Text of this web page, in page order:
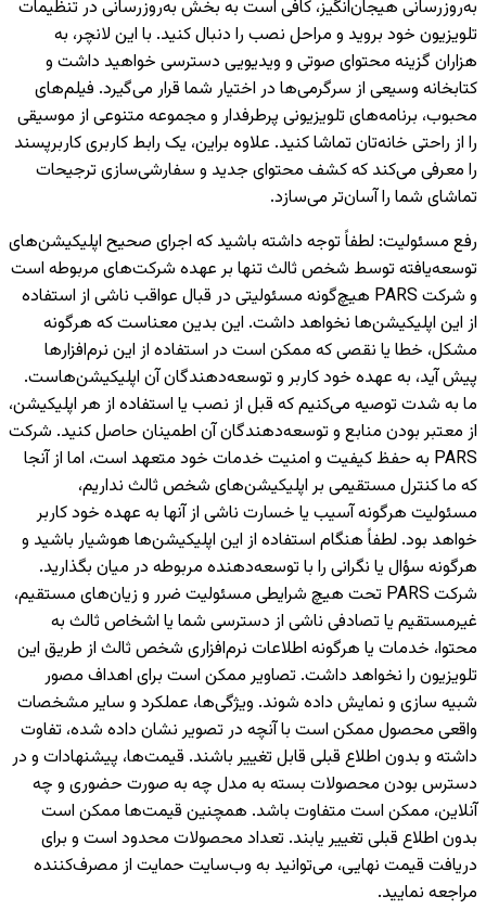
به‌روزرسانی هیجان‌انگیز، کافی است به بخش به‌روزرسانی در تنظیمات
تلویزیون خود بروید و مراحل نصب را دنبال کنید. با این لانچر، به
هزاران گزینه محتوای صوتی و ویدیویی دسترسی خواهید داشت و
کتابخانه وسیعی از سرگرمی‌ها در اختیار شما قرار می‌گیرد. فیلم‌های
محبوب، برنامه‌های تلویزیونی پرطرفدار و مجموعه متنوعی از موسیقی
را از راحتی خانه‌تان تماشا کنید. علاوه براین، یک رابط کاربری کاربرپسند
را معرفی می‌کند که کشف محتوای جدید و سفارشی‌سازی ترجیحات
تماشای شما را آسان‌تر می‌سازد.
رفع مسئولیت: لطفاً توجه داشته باشید که اجرای صحیح اپلیکیشن‌های
توسعه‌یافته توسط شخص ثالث تنها بر عهده شرکت‌های مربوطه است
و شرکت PARS هیچ‌گونه مسئولیتی در قبال عواقب ناشی از استفاده
از این اپلیکیشن‌ها نخواهد داشت. این بدین معناست که هرگونه
مشکل، خطا یا نقصی که ممکن است در استفاده از این نرم‌افزارها
پیش آید، به عهده خود کاربر و توسعه‌دهندگان آن اپلیکیشن‌هاست.
ما به شدت توصیه می‌کنیم که قبل از نصب یا استفاده از هر اپلیکیشن،
از معتبر بودن منابع و توسعه‌دهندگان آن اطمینان حاصل کنید. شرکت
PARS به حفظ کیفیت و امنیت خدمات خود متعهد است، اما از آنجا
که ما کنترل مستقیمی بر اپلیکیشن‌های شخص ثالث نداریم،
مسئولیت هرگونه آسیب یا خسارت ناشی از آنها به عهده خود کاربر
خواهد بود. لطفاً هنگام استفاده از این اپلیکیشن‌ها هوشیار باشید و
هرگونه سؤال یا نگرانی را با توسعه‌دهنده مربوطه در میان بگذارید.
شرکت PARS تحت هیچ شرایطی مسئولیت ضرر و زیان‌های مستقیم،
غیرمستقیم یا تصادفی ناشی از دسترسی شما یا اشخاص ثالث به
محتوا، خدمات یا هرگونه اطلاعات نرم‌افزاری شخص ثالث از طریق این
تلویزیون را نخواهد داشت. تصاویر ممکن است برای اهداف مصور
شبیه سازی و نمایش داده شوند. ویژگی‌ها، عملکرد و سایر مشخصات
واقعی محصول ممکن است با آنچه در تصویر نشان داده شده، تفاوت
داشته و بدون اطلاع قبلی قابل تغییر باشند. قیمت‌ها، پیشنهادات و در
دسترس بودن محصولات بسته به مدل چه به صورت حضوری و چه
آنلاین، ممکن است متفاوت باشد. همچنین قیمت‌ها ممکن است
بدون اطلاع قبلی تغییر یابند. تعداد محصولات محدود است و برای
دریافت قیمت نهایی، می‌توانید به وب‌سایت حمایت از مصرف‌کننده
مراجعه نمایید.